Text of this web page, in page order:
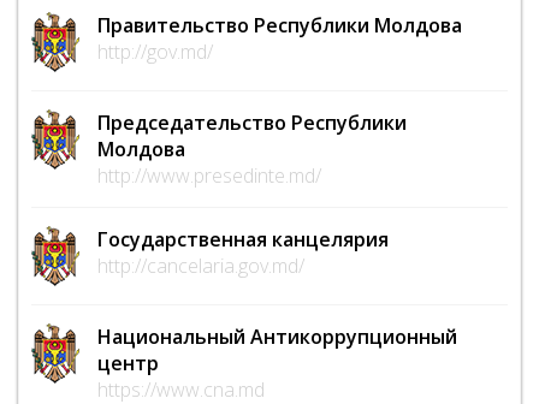
Правительство Республики Молдова
http://gov.md/
Председательство Республики
Молдова
http://www.presedinte.md/
Государственная канцелярия
http://cancelaria.gov.md/
Национальный Антикоррупционный
центр
https://www.cna.md